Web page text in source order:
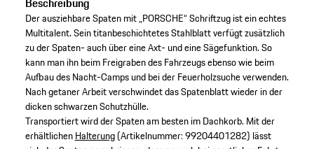
Der ausziehbare Spaten mit „PORSCHE“ Schriftzug ist ein echtes
Multitalent. Sein titanbeschichtetes Stahlblatt verfügt zusätzlich
zu der Spaten- auch über eine Axt- und eine Sägefunktion. So
kann man ihn beim Freigraben des Fahrzeugs ebenso wie beim
Aufbau des Nacht-Camps und bei der Feuerholzsuche verwenden.
Nach getaner Arbeit verschwindet das Spatenblatt wieder in der
dicken schwarzen Schutzhülle.
Transportiert wird der Spaten am besten im Dachkorb. Mit der
erhältlichenHalterung(Artikelnummer: 99204401282) lässt